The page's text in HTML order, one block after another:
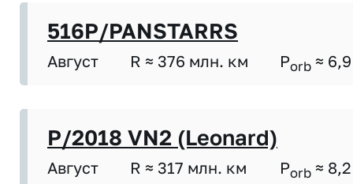
516P/PANSTARRS
Август R ≈ 376 млн. км Porb ≈ 6,9
P/2018 VN2 (Leonard)
Август R ≈ 317 млн. км Porb ≈ 8,2